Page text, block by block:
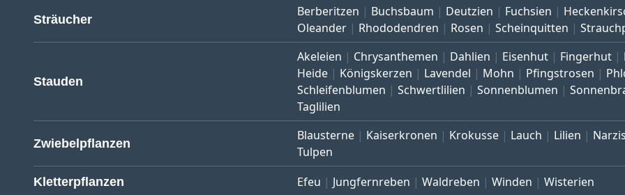
Sträucher
Berberitzen Buchsbaum Deutzien Fuchsien
Oleander
Rhododendren Rosen Scheinquitten
Stauden
Akeleien Chrysanthemen Dahlien Eisenhut Fingerhut
Heide
Königskerzen Lavendel Mohn Pfingstrosen
Schleifenblumen
Schwertlilien Sonnenblumen
Taglilien
Zwiebelpflanzen
Blausterne Kaiserkronen Krokusse Lauch Lilien
Tulpen
Kletterpflanzen Efeu Jungfernreben Waldreben Winden Wisterien